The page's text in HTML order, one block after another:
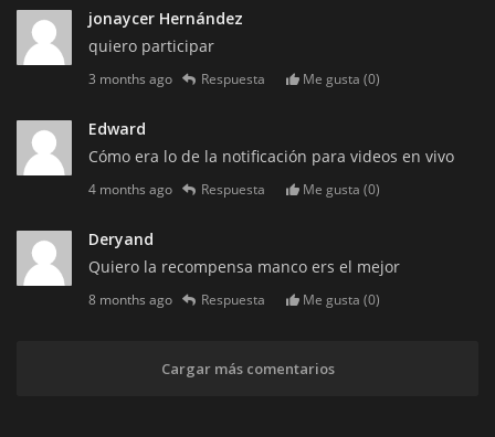
jonaycer Hernández
quiero participar
3 months ago Respuesta Me gusta (0)
Edward
Cómo era lo de la notificación para videos en vivo
4 months ago Respuesta Me gusta (0)
Deryand
Quiero la recompensa manco ers el mejor
8 months ago Respuesta Me gusta (0)
Cargar más comentarios